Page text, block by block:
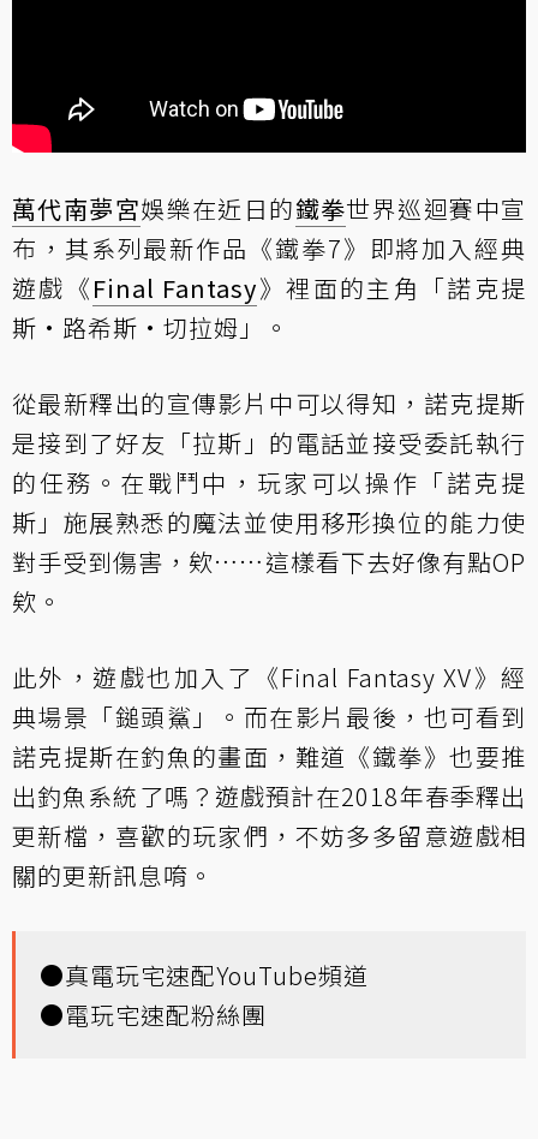
萬代南夢宮娛樂在近日的鐵拳世界巡迴賽中宣
布，其系列最新作品《鐵拳7》即將加入經典
遊戲《Final Fantasy》裡面的主角「諾克提
斯·路希斯·切拉姆」。
從最新釋出的宣傳影片中可以得知，諾克提斯
是接到了好友「拉斯」的電話並接受委託執行
的任務。在戰鬥中，玩家可以操作「諾克提
斯」施展熟悉的魔法並使用移形換位的能力使
對手受到傷害，欸……這樣看下去好像有點OP
欸。
此外，遊戲也加入了《Final Fantasy XV》經
典場景「鎚頭鯊」。而在影片最後，也可看到
諾克提斯在釣魚的畫面，難道《鐵拳》也要推
出釣魚系統了嗎？遊戲預計在2018年春季釋出
更新檔，喜歡的玩家們，不妨多多留意遊戲相
關的更新訊息唷。
●真電玩宅速配YouTube頻道
●電玩宅速配粉絲團